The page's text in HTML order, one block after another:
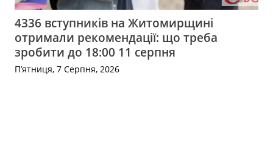
4336 вступників на Житомирщині
отримали рекомендації: що треба
зробити до 18:00 11 серпня
П’ятниця, 7 Серпня, 2026